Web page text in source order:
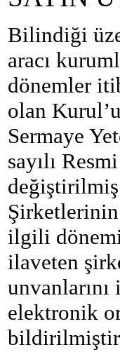
Bilindiği
aracı
dönemler
olan
Sermaye
sayılı
ilgili
ilaveten
elektronik